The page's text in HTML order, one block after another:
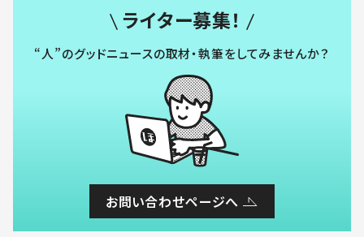
ライター募集！
“人”のグッドニュースの取材・執筆をしてみませんか？
お問い合わせページへ